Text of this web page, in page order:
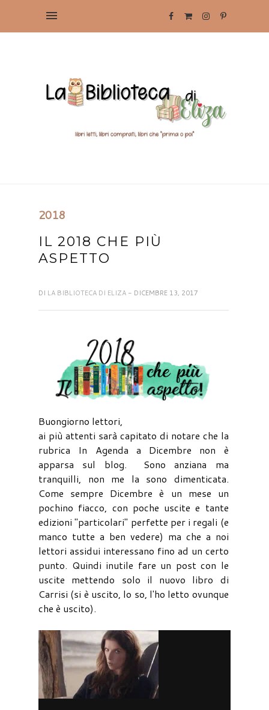
2018
IL 2018 CHE PIÙ
ASPETTO
DI LA BIBLIOTECA DI ELIZA - DICEMBRE 13, 2017
Buongiorno lettori,
ai più attenti sarà capitato di notare che la
rubrica In Agenda a Dicembre non è
apparsa sul blog. Sono anziana ma
tranquilli, non me la sono dimenticata.
Come sempre Dicembre è un mese un
pochino fiacco, con poche uscite e tante
edizioni "particolari" perfette per i regali (e
manco tutte a ben vedere) ma che a noi
lettori assidui interessano fino ad un certo
punto. Quindi inutile fare un post con le
uscite mettendo solo il nuovo libro di
Carrisi (si è uscito, lo so, l'ho letto ovunque
che è uscito).